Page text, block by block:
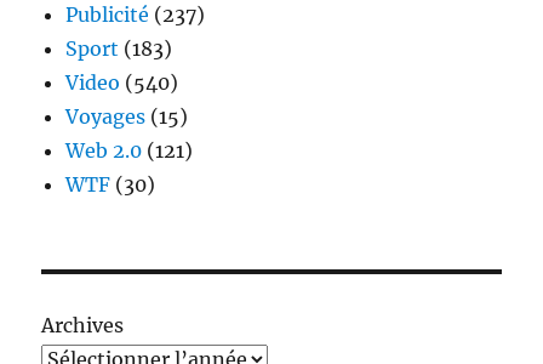
Publicité (237)
Sport (183)
Video (540)
Voyages (15)
Web 2.0 (121)
WTF (30)
Archives